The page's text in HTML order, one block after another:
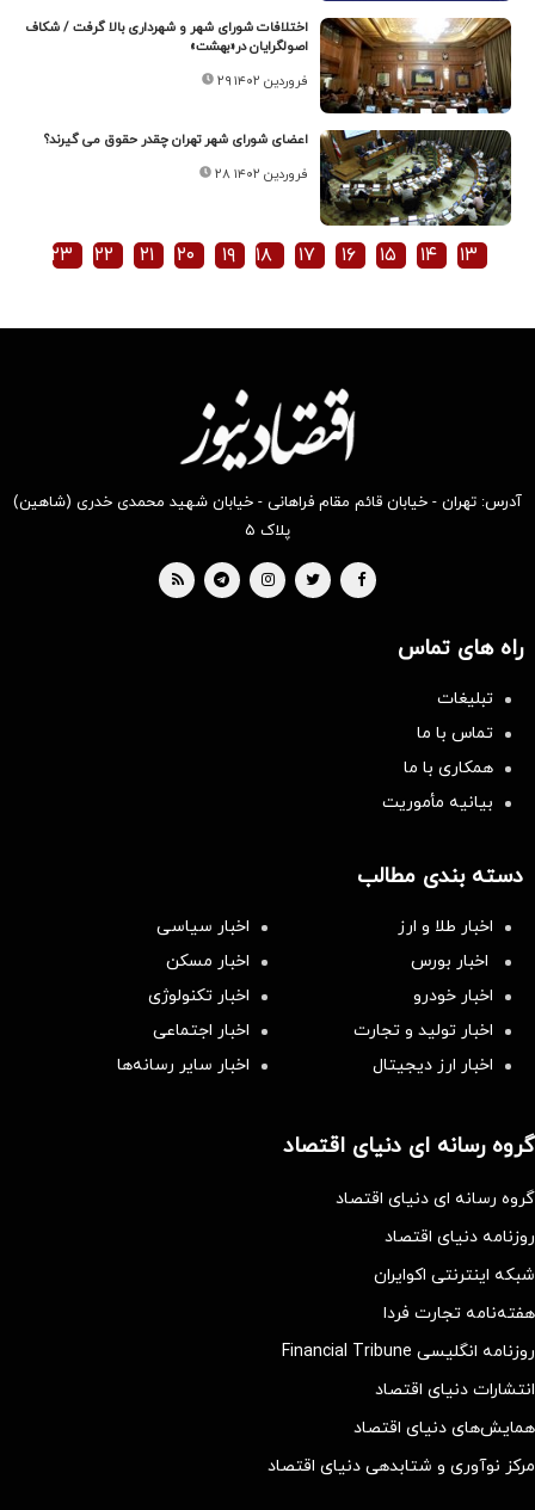
اختلافات شورای شهر و شهرداری بالا گرفت / شکاف
اصولگرایان در«بهشت»
۲۹ فروردین ۱۴۰۲
اعضای شورای شهر تهران چقدر حقوق می گیرند؟
۲۸ فروردین ۱۴۰۲
۱۳ ۱۴ ۱۵ ۱۶ ۱۷ ۱۸ ۱۹ ۲۰ ۲۱ ۲۲ ۲۳
آدرس: تهران - خیابان قائم مقام فراهانی - خیابان شهید محمدی خدری (شاهین)
پلاک ۵
راه های تماس
تبلیغات
تماس با ما
همکاری با ما
بیانیه مأموریت
دسته بندی مطالب
اخبار طلا و ارز
اخبار سیاسی
اخبار بورس
اخبار مسکن
اخبار خودرو
اخبار تکنولوژی
اخبار تولید و تجارت
اخبار اجتماعی
اخبار ارز دیجیتال
اخبار سایر رسانه‌‌ها
گروه رسانه ای دنیای اقتصاد
گروه رسانه ای دنیای اقتصاد
روزنامه دنیای اقتصاد
شبکه اینترنتی اکوایران
هفته‌نامه تجارت فردا
روزنامه انگلیسی Financial Tribune
انتشارات دنیای اقتصاد
همایش‌های دنیای اقتصاد
مرکز نوآوری و شتابدهی دنیای اقتصاد